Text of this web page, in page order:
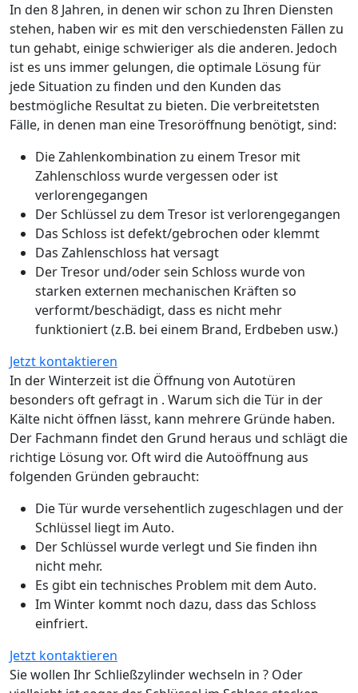
In den 8 Jahren, in denen wir schon zu Ihren Diensten
stehen, haben wir es mit den verschiedensten Fällen zu
tun gehabt, einige schwieriger als die anderen. Jedoch
ist es uns immer gelungen, die optimale Lösung für
jede Situation zu finden und den Kunden das
bestmögliche Resultat zu bieten. Die verbreitetsten
Fälle, in denen man eine Tresoröffnung benötigt, sind:
Die Zahlenkombination zu einem Tresor mit
Zahlenschloss wurde vergessen oder ist
verlorengegangen
Der Schlüssel zu dem Tresor ist verlorengegangen
Das Schloss ist defekt/gebrochen oder klemmt
Das Zahlenschloss hat versagt
Der Tresor und/oder sein Schloss wurde von
starken externen mechanischen Kräften so
verformt/beschädigt, dass es nicht mehr
funktioniert (z.B. bei einem Brand, Erdbeben usw.)
Jetzt kontaktieren
In der Winterzeit ist die Öffnung von Autotüren
besonders oft gefragt in . Warum sich die Tür in der
Kälte nicht öffnen lässt, kann mehrere Gründe haben.
Der Fachmann findet den Grund heraus und schlägt die
richtige Lösung vor. Oft wird die Autoöffnung aus
folgenden Gründen gebraucht:
Die Tür wurde versehentlich zugeschlagen und der
Schlüssel liegt im Auto.
Der Schlüssel wurde verlegt und Sie finden ihn
nicht mehr.
Es gibt ein technisches Problem mit dem Auto.
Im Winter kommt noch dazu, dass das Schloss
einfriert.
Jetzt kontaktieren
Sie wollen Ihr Schließzylinder wechseln in ? Oder